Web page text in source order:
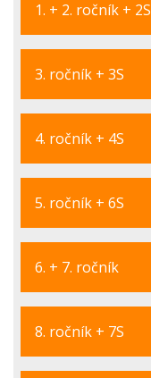
1. + 2. ročník + 2S
3. ročník + 3S
4. ročník + 4S
5. ročník + 6S
6. + 7. ročník
8. ročník + 7S